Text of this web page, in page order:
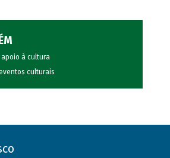
apoio à cultura
culturais